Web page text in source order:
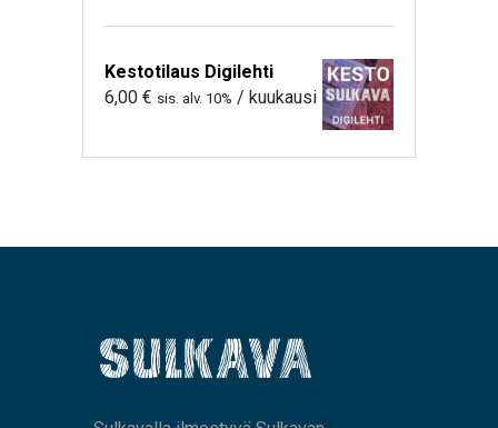
Kestotilaus Digilehti
6,00 € sis. alv. 10% / kuukausi